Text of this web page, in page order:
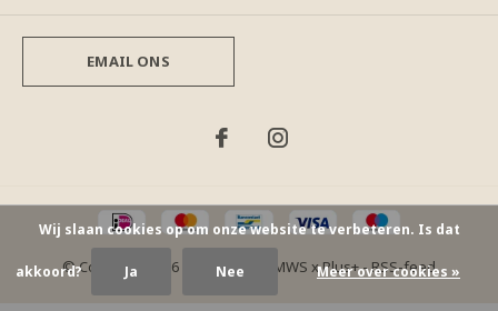
EMAIL ONS
© Copyright 2026 - Theme By DMWS xPlus+-RSS-feed
Wij slaan cookies op om onze website te verbeteren. Is dat
akkoord? Ja Nee Meer over cookies »